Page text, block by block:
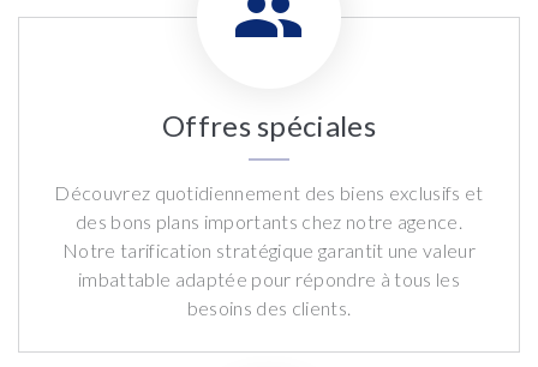
Offres spéciales
Découvrez quotidiennement des biens exclusifs et
des bons plans importants chez notre agence.
Notre tarification stratégique garantit une valeur
imbattable adaptée pour répondre à tous les
besoins des clients.